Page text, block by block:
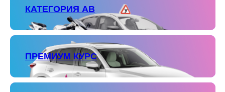
КАТЕГОРИЯ АВ
ПРЕМИУМ КУРС